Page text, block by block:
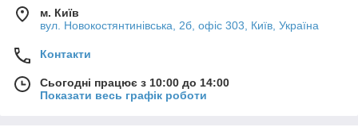
м. Київ
вул. Новокостянтинівська, 2б, офіс 303, Київ, Україна
Контакти
Сьогодні працює з 10:00 до 14:00
Показати весь графік роботи